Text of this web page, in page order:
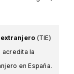
(TIE)
acredita la
en España.